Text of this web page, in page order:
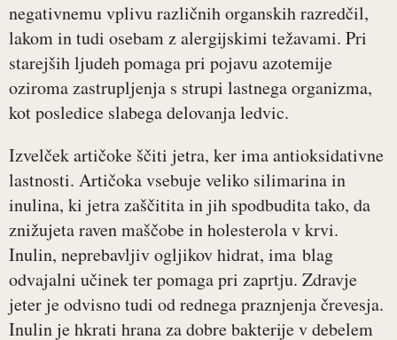
negativnemu vplivu različnih organskih razredčil,
lakom in tudi osebam z alergijskimi težavami. Pri
starejših ljudeh pomaga pri pojavu azotemije
oziroma zastrupljenja s strupi lastnega organizma,
kot posledice slabega delovanja ledvic.
Izvelček artičoke ščiti jetra, ker ima antioksidativne
lastnosti. Artičoka vsebuje veliko silimarina in
inulina, ki jetra zaščitita in jih spodbudita tako, da
znižujeta raven maščobe in holesterola v krvi.
Inulin, neprebavljiv ogljikov hidrat, ima blag
odvajalni učinek ter pomaga pri zaprtju. Zdravje
jeter je odvisno tudi od rednega praznjenja črevesja.
Inulin je hkrati hrana za dobre bakterije v debelem